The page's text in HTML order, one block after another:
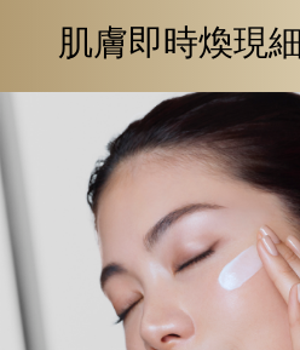
肌膚即時煥現